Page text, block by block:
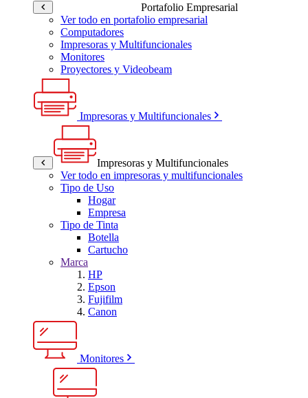
Portafolio Empresarial
Ver todo en portafolio empresarial
Computadores
Impresoras y Multifuncionales
Monitores
Proyectores y Videobeam
Impresoras y Multifuncionales
Impresoras y Multifuncionales
Ver todo en impresoras y multifuncionales
Tipo de Uso
Hogar
Empresa
Tipo de Tinta
Botella
Cartucho
Marca
HP
Epson
Fujifilm
Canon
Monitores